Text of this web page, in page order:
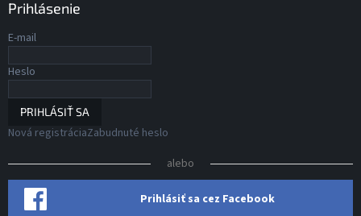
Prihlásenie
E-mail
Heslo
PRIHLÁSIŤ SA
Nová registráciaZabudnuté heslo
alebo
Prihlásiť sa cez Facebook